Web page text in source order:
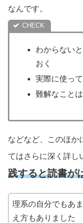
なんです。
わからない
おく
実際に使っ
難解なこと
などなど、このほか
てはさらに深く詳し
践すると読書が
理系の自分でもあ
え方もありました